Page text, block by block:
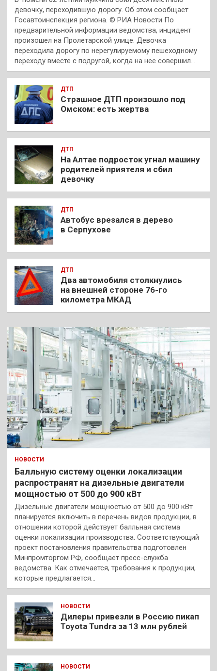
девочку, переходившую дорогу. Об этом сообщает
Госавтоинспекция региона. © РИА Новости По
предварительной информации ведомства, инцидент
произошел на Пролетарской улице. Девочка
переходила дорогу по нерегулируемому пешеходному
переходу вместе с подругой, когда на нее совершил…
ДТП
Страшное ДТП произошло под
Омском: есть жертва
ДТП
На Алтае подросток угнал машину
родителей приятеля и сбил
девочку
ДТП
Автобус врезался в дерево
в Серпухове
ДТП
Два автомобиля столкнулись
на внешней стороне 76-го
километра МКАД
НОВОСТИ
Балльную систему оценки локализации
распространят на дизельные двигатели
мощностью от 500 до 900 кВт
Дизельные двигатели мощностью от 500 до 900 кВт
планируется включить в перечень видов продукции, в
отношении которой действует балльная система
оценки локализации производства. Соответствующий
проект постановления правительства подготовлен
Минпромторгом РФ, сообщает пресс-служба
ведомства. Как отмечается, требования к продукции,
которые предлагается…
НОВОСТИ
Дилеры привезли в Россию пикап
Toyota Tundra за 13 млн рублей
НОВОСТИ